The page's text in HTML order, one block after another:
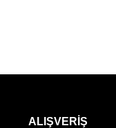
ALIŞVERIŞ